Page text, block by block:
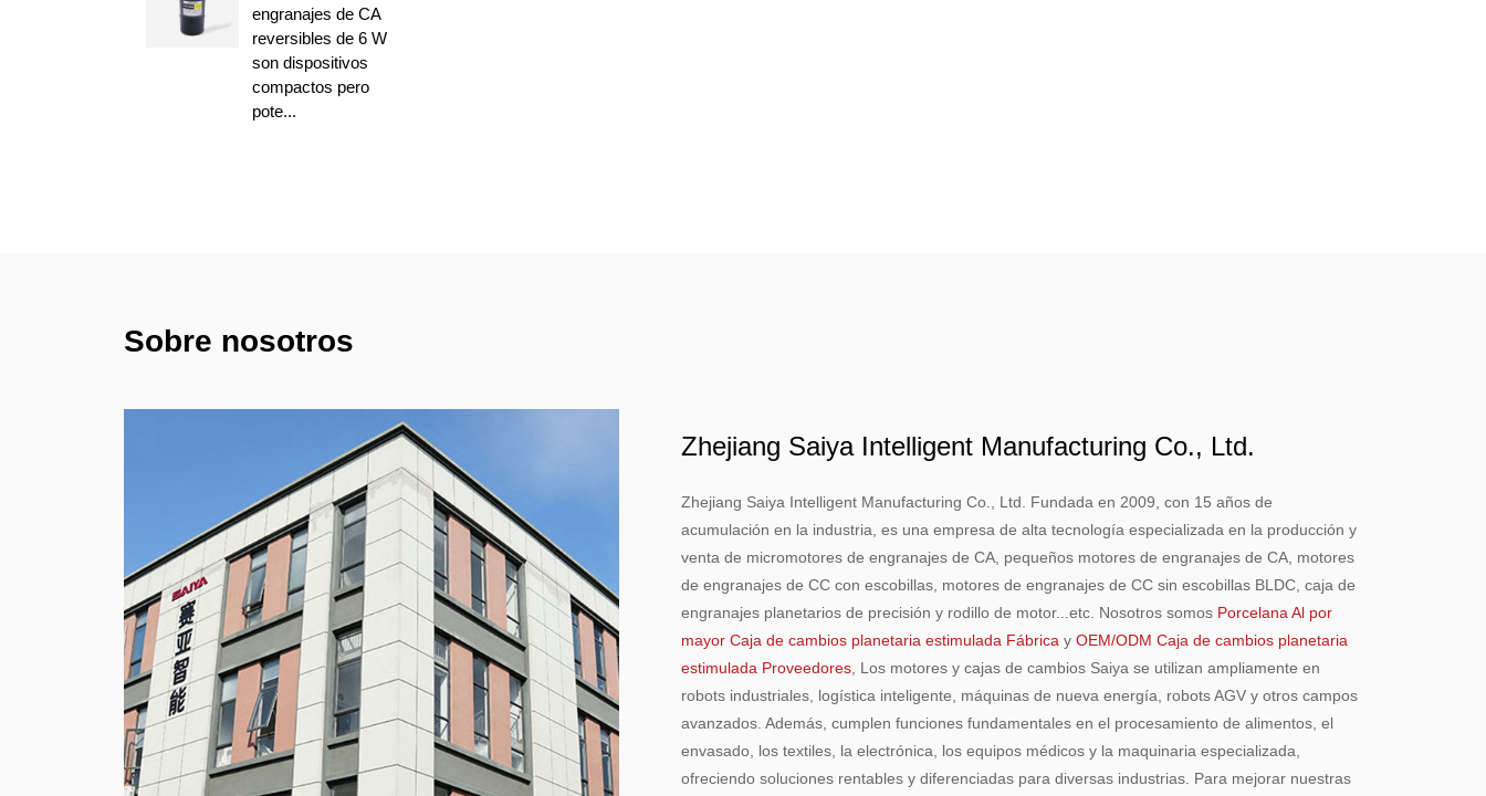
engranajes de CA
reversibles de 6 W
son dispositivos
compactos pero
pote...
Sobre nosotros
Zhejiang Saiya Intelligent Manufacturing Co., Ltd.
Zhejiang Saiya Intelligent Manufacturing Co., Ltd. Fundada en 2009, con 15 años de
acumulación en la industria, es una empresa de alta tecnología especializada en la producción y
venta de micromotores de engranajes de CA, pequeños motores de engranajes de CA, motores
de engranajes de CC con escobillas, motores de engranajes de CC sin escobillas BLDC, caja de
engranajes planetarios de precisión y rodillo de motor...etc. Nosotros somos Porcelana Al por
mayor Caja de cambios planetaria estimulada Fábrica y OEM/ODM Caja de cambios planetaria
estimulada Proveedores , Los motores y cajas de cambios Saiya se utilizan ampliamente en
robots industriales, logística inteligente, máquinas de nueva energía, robots AGV y otros campos
avanzados. Además, cumplen funciones fundamentales en el procesamiento de alimentos, el
envasado, los textiles, la electrónica, los equipos médicos y la maquinaria especializada,
ofreciendo soluciones rentables y diferenciadas para diversas industrias. Para mejorar nuestras